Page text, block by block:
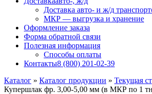
Доставка авто- и ж/д
МКР — выгрузка и хранение
Оформление заказа
Форма обратной связи
Полезная информация
Способы оплаты
Контакты8 (800) 201-02-39
Каталог » Каталог продукции » Текущая
Купершлак фр. 3,00-5,00 мм (в МКР по 1